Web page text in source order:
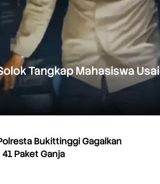
Tangkap Mahasiswa Usai
Bukittinggi Gagalkan
Paket Ganja